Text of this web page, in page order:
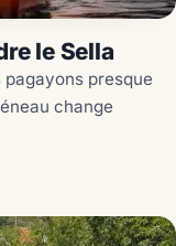
le Sella
presque
change